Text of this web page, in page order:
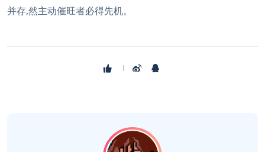
并存,然主动催旺者必得先机。